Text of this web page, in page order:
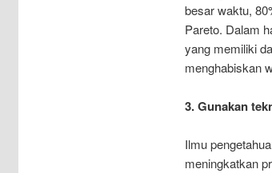
besar waktu,
Pareto. Dalam
yang memiliki
menghabiskan
3. Gunakan
Ilmu
meningkatkan